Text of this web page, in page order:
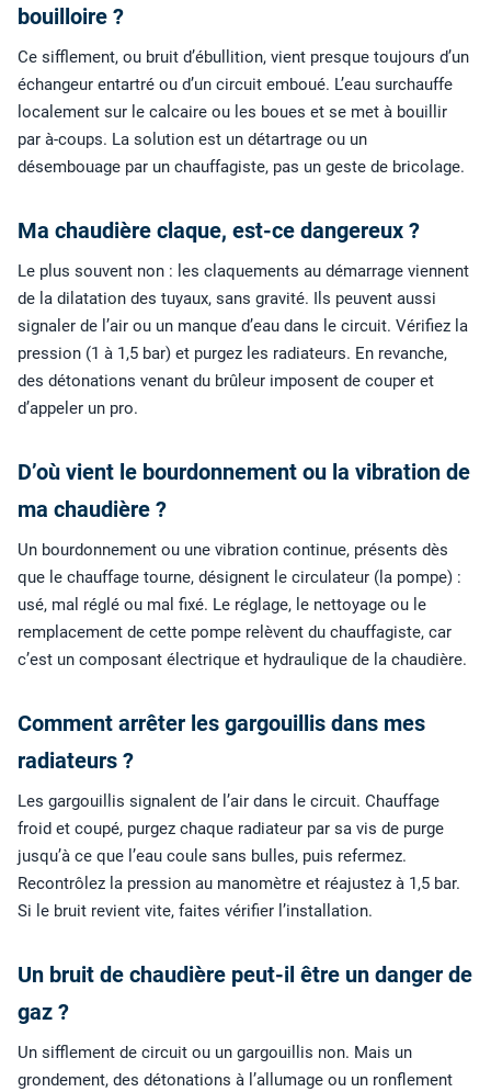
bouilloire ?
Ce sifflement, ou bruit d’ébullition, vient presque toujours d’un
échangeur entartré ou d’un circuit emboué. L’eau surchauffe
localement sur le calcaire ou les boues et se met à bouillir
par à-coups. La solution est un détartrage ou un
désembouage par un chauffagiste, pas un geste de bricolage.
Ma chaudière claque, est-ce dangereux ?
Le plus souvent non : les claquements au démarrage viennent
de la dilatation des tuyaux, sans gravité. Ils peuvent aussi
signaler de l’air ou un manque d’eau dans le circuit. Vérifiez la
pression (1 à 1,5 bar) et purgez les radiateurs. En revanche,
des détonations venant du brûleur imposent de couper et
d’appeler un pro.
D’où vient le bourdonnement ou la vibration de
ma chaudière ?
Un bourdonnement ou une vibration continue, présents dès
que le chauffage tourne, désignent le circulateur (la pompe) :
usé, mal réglé ou mal fixé. Le réglage, le nettoyage ou le
remplacement de cette pompe relèvent du chauffagiste, car
c’est un composant électrique et hydraulique de la chaudière.
Comment arrêter les gargouillis dans mes
radiateurs ?
Les gargouillis signalent de l’air dans le circuit. Chauffage
froid et coupé, purgez chaque radiateur par sa vis de purge
jusqu’à ce que l’eau coule sans bulles, puis refermez.
Recontrôlez la pression au manomètre et réajustez à 1,5 bar.
Si le bruit revient vite, faites vérifier l’installation.
Un bruit de chaudière peut-il être un danger de
gaz ?
Un sifflement de circuit ou un gargouillis non. Mais un
grondement, des détonations à l’allumage ou un ronflement